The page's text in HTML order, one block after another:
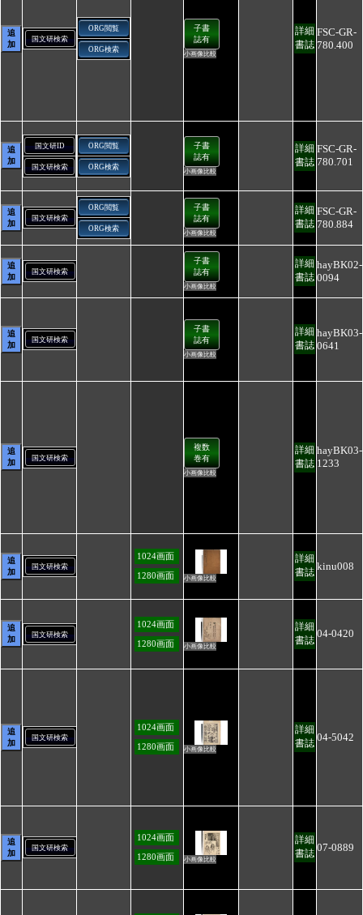
追
加
国文研検索
ORG閲覧
ORG検索
子書
誌有
小画像比較
詳細
書誌
FSC-GR-
780.400
追
加
国文研ID
国文研検索
ORG閲覧
ORG検索
子書
誌有
小画像比較
詳細
書誌
FSC-GR-
780.701
追
加
国文研検索
ORG閲覧
ORG検索
子書
誌有
小画像比較
詳細
書誌
FSC-GR-
780.884
追
加
国文研検索
子書
誌有
小画像比較
詳細
書誌
hayBK02-
0094
追
加
国文研検索
子書
誌有
小画像比較
詳細
書誌
hayBK03-
0641
追
加
国文研検索
複数
巻有
小画像比較
詳細
書誌
hayBK03-
1233
追
加
国文研検索
1024画面
1280画面 小画像比較
詳細
書誌
kinu008
追
加
国文研検索
1024画面
1280画面 小画像比較
詳細
書誌
04-0420
追
加
国文研検索
1024画面
1280画面 小画像比較
詳細
書誌
04-5042
追
加
国文研検索
1024画面
1280画面 小画像比較
詳細
書誌
07-0889